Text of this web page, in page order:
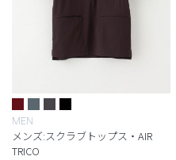
MEN
メンズ:スクラブトップス・AIR
TRICO